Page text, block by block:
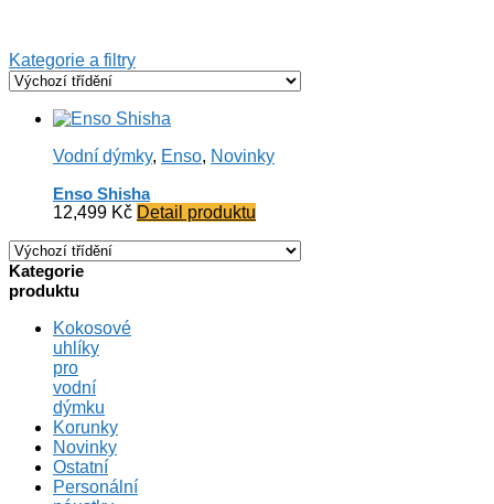
Kategorie a filtry
Vodní dýmky, Enso, Novinky
Enso Shisha
12,499 Kč Detail produktu
Kategorie
produktu
Kokosové
uhlíky
pro
vodní
dýmku
Korunky
Novinky
Ostatní
Personální